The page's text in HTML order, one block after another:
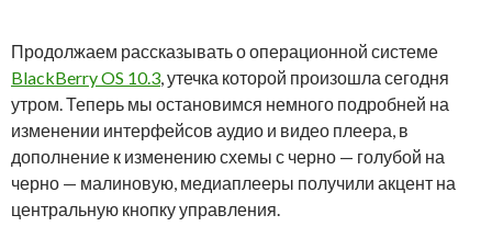
Продолжаем рассказывать о операционной системе
BlackBerry OS 10.3, утечка которой произошла сегодня
утром. Теперь мы остановимся немного подробней на
изменении интерфейсов аудио и видео плеера, в
дополнение к изменению схемы с черно — голубой на
черно — малиновую, медиаплееры получили акцент на
центральную кнопку управления.